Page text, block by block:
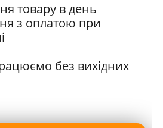
товару в день
з оплатою при
без вихідних